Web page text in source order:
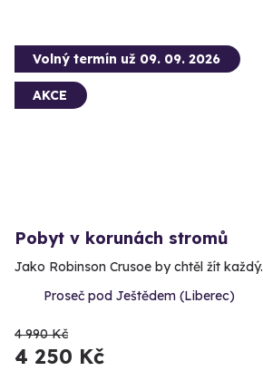
Volný termín už 09. 09. 2026
AKCE
Pobyt v korunách stromů
Jako Robinson Crusoe by chtěl žít každý.
Proseč pod Ještědem (Liberec)
4 990 Kč
4 250 Kč